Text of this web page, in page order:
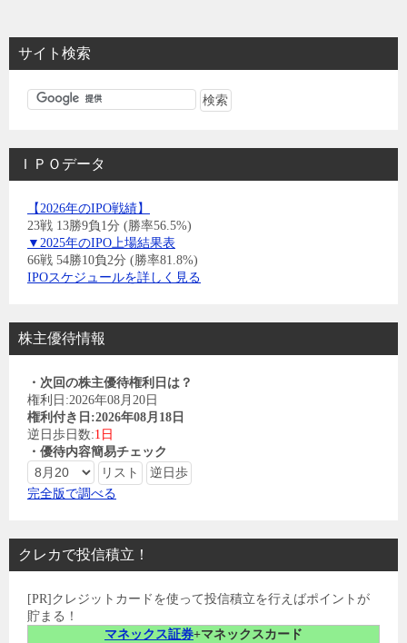
サイト検索
ＩＰＯデータ
【2026年のIPO戦績】
23戦 13勝9負1分 (勝率56.5%)
▼2025年のIPO上場結果表
66戦 54勝10負2分 (勝率81.8%)
IPOスケジュールを詳しく見る
株主優待情報
・次回の株主優待権利日は？
権利日:2026年08月20日
権利付き日:2026年08月18日
逆日歩日数:1日
・優待内容簡易チェック
完全版で調べる
クレカで投信積立！
[PR]クレジットカードを使って投信積立を行えばポイントが
貯まる！
マネックス証券+マネックスカード